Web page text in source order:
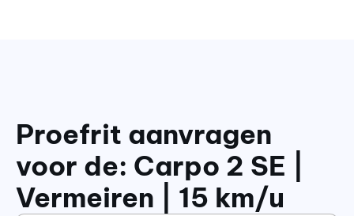
Proefrit aanvragen
voor de: Carpo 2 SE |
Vermeiren | 15 km/u